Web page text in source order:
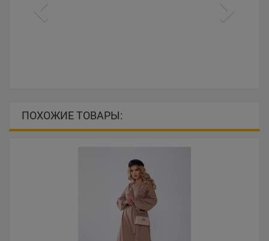
ПОХОЖИЕ ТОВАРЫ: